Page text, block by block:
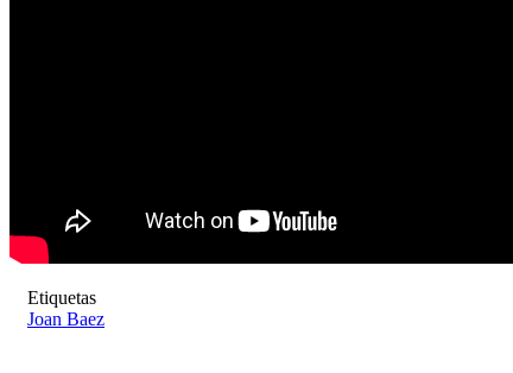
Etiquetas
Joan Baez